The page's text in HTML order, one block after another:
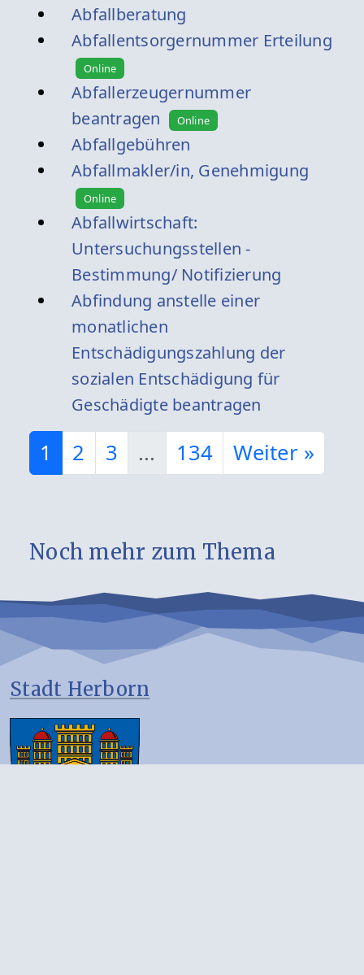
Abfallberatung
Abfallentsorgernummer Erteilung
Online
Abfallerzeugernummer
beantragen Online
Abfallgebühren
Abfallmakler/in, Genehmigung
Online
Abfallwirtschaft:
Untersuchungsstellen -
Bestimmung/ Notifizierung
Abfindung anstelle einer
monatlichen
Entschädigungszahlung der
sozialen Entschädigung für
Geschädigte beantragen
1 2 3 ... 134 Weiter »
Noch mehr zum Thema
Stadt Herborn